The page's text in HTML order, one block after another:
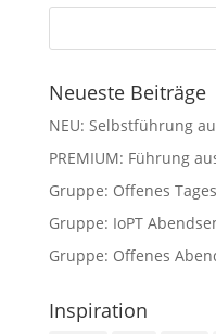
Neueste Beiträge
NEU: Selbstführung
PREMIUM: Führung
Gruppe: Offenes
Gruppe: IoPT
Gruppe: Offenes
Inspiration